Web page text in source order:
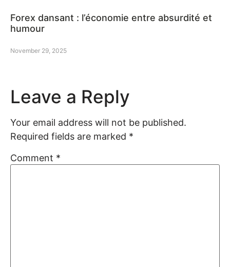
Forex dansant : l’économie entre absurdité et
humour
November 29, 2025
Leave a Reply
Your email address will not be published.
Required fields are marked *
Comment *